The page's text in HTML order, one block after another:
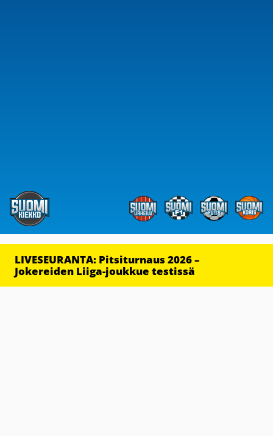
LIVESEURANTA: Pitsiturnaus 2026 –
Jokereiden Liiga-joukkue testissä